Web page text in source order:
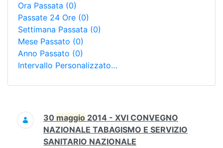
Ora Passata (0)
Passate 24 Ore (0)
Settimana Passata (0)
Mese Passato (0)
Anno Passato (0)
Intervallo Personalizzato…
Ricerca
30 maggio 2014 - XVI CONVEGNO
NAZIONALE TABAGISMO E SERVIZIO
SANITARIO NAZIONALE